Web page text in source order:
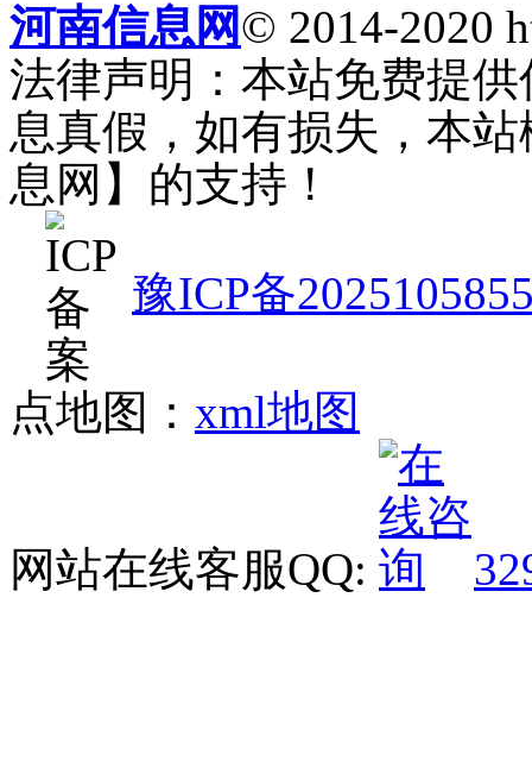
河南信息网© 2014-2020
法律声明：本站免费提
息真假，如有损失，本
息网】的支持！
豫ICP备
点地图： xml地图
网站在线客服QQ: